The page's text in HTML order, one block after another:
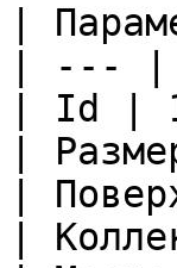
|
| --- |
| Id |
|
|
|